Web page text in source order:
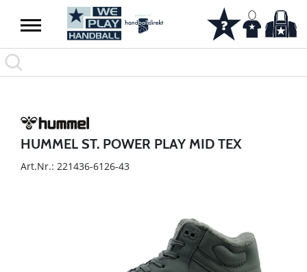
HUMMEL ST. POWER PLAY MID TEX
Art.Nr.: 221436-6126-43